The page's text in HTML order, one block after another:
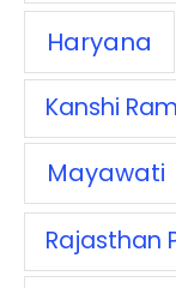
Haryana
Kanshi Ram
Mayawati
Rajasthan